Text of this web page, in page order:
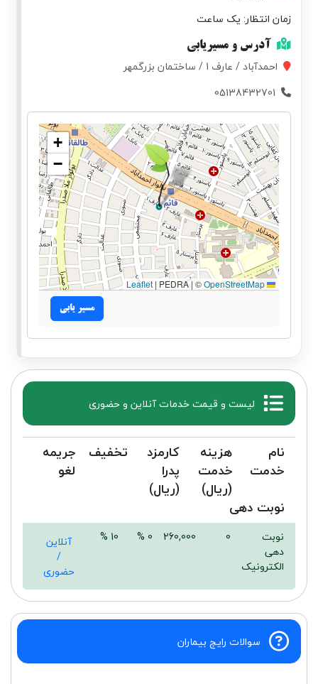
زمان انتظار: یک ساعت
آدرس و مسیریابی
احمدآباد / عارف 1 / ساختمان بزرگمهر
+
−
| PEDRA | ©OpenStreetMap
مسیر یابی
لیست و قیمت خدمات آنلاین و حضوری
نام
خدمت
هزینه
خدمت
(ریال)
کارمزد
پدرا
(ریال)
تخفیف
جریمه
لغو
نوبت دهی
نوبت
دهی
الکترونیک
0
260,000
0 %
10 %
آنلاین
/
حضوری
سوالات رایج بیماران